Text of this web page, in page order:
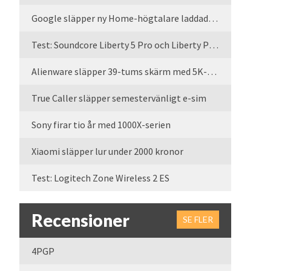
Google släpper ny Home-högtalare laddad med Gemini
Test: Soundcore Liberty 5 Pro och Liberty Pro Max
Alienware släpper 39-tums skärm med 5K-upplösning
True Caller släpper semestervänligt e-sim
Sony firar tio år med 1000X-serien
Xiaomi släpper lur under 2000 kronor
Test: Logitech Zone Wireless 2 ES
Recensioner SE FLER
4PGP